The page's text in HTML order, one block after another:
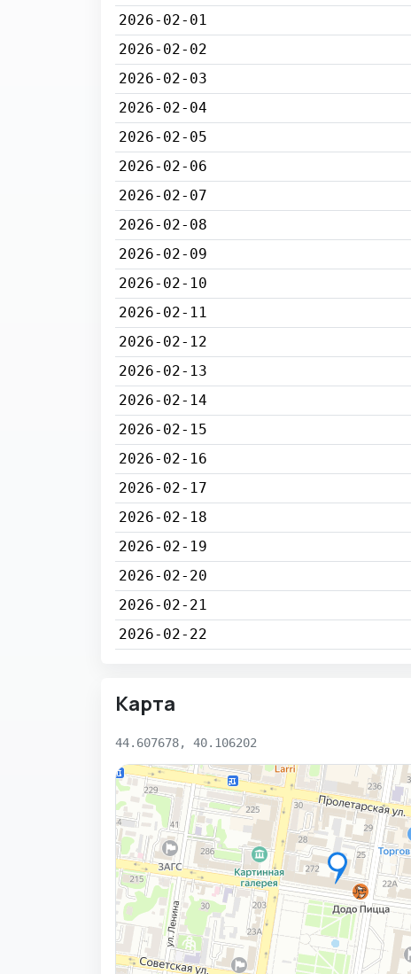
2026-02-01
2026-02-02
2026-02-03
2026-02-04
2026-02-05
2026-02-06
2026-02-07
2026-02-08
2026-02-09
2026-02-10
2026-02-11
2026-02-12
2026-02-13
2026-02-14
2026-02-15
2026-02-16
2026-02-17
2026-02-18
2026-02-19
2026-02-20
2026-02-21
2026-02-22
Карта
44.607678, 40.106202